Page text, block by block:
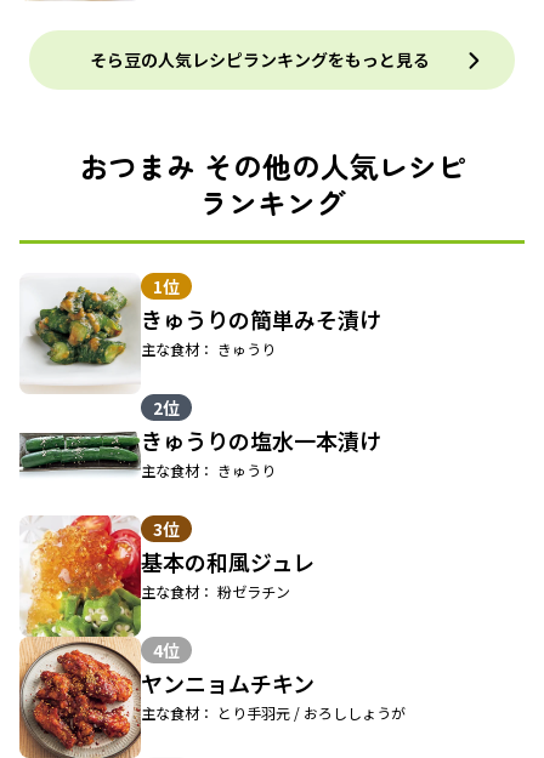
そら豆の人気レシピランキングをもっと見る
おつまみ その他の人気レシピ
ランキング
1位
きゅうりの簡単みそ漬け
主な食材： きゅうり
2位
きゅうりの塩水一本漬け
主な食材： きゅうり
3位
基本の和風ジュレ
主な食材： 粉ゼラチン
4位
ヤンニョムチキン
主な食材： とり手羽元 / おろししょうが